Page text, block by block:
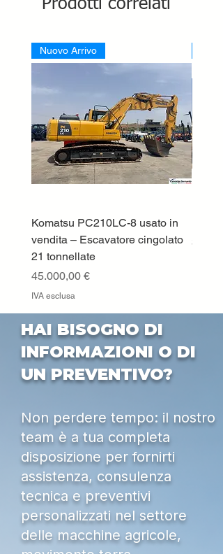
Prodotti correlati
Nuovo Arrivo
Komatsu PC210LC-8 usato in
vendita – Escavatore cingolato
21 tonnellate
Prezzo
45.000,00 €
IVA esclusa
Prezzo
HAI BISOGNO DI
INFORMAZIONI O DI
UN PREVENTIVO?
Non perdere tempo: il nostro
team è a tua completa
disposizione per fornirti
assistenza, consulenza
tecnica e preventivi
personalizzati nel settore
delle macchine agricole,